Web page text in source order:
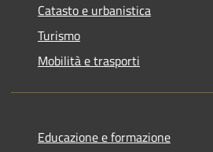
Catasto e urbanistica
Turismo
Mobilità e trasporti
Educazione e formazione